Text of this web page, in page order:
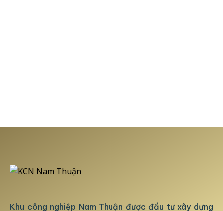
Khu công nghiệp Nam Thuận được đầu tư xây dựng